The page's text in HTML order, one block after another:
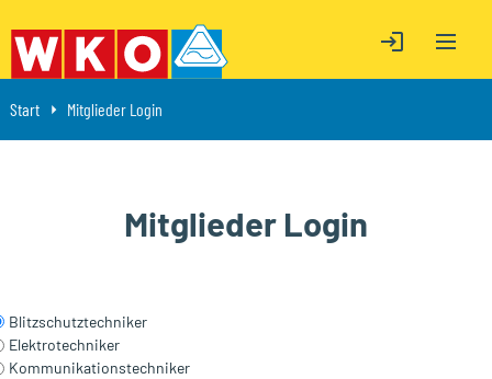
ÖFFNE LOGIN
ÖFFNE LOGIN
OPEN
Start Aktuell: Mitglieder Login
Mitglieder Login
Mitglieder Login
Blitzschutztechniker
Elektrotechniker
Kommunikationstechniker